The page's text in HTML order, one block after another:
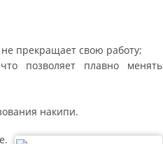
прекращает свою работу;
позволяет плавно менять
накипи.